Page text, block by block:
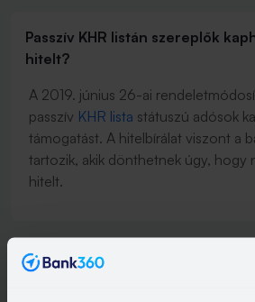
Passzív KHR listán szereplők
hitelt?
A 2019. június 26-ai
passzív KHR lista státuszú adósok
támogatást. A hitelbírálat viszont a
tartozik, akik dönthetnek úgy, hogy
hitelt.
Mi számít 3 év folyamatos TB-